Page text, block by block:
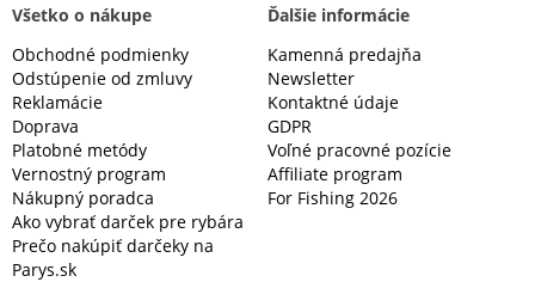
Všetko o nákupe
Obchodné podmienky
Odstúpenie od zmluvy
Reklamácie
Doprava
Platobné metódy
Vernostný program
Nákupný poradca
Ako vybrať darček pre rybára
Prečo nakúpiť darčeky na
Parys.sk
Ďalšie informácie
Kamenná predajňa
Newsletter
Kontaktné údaje
GDPR
Voľné pracovné pozície
Affiliate program
For Fishing 2026